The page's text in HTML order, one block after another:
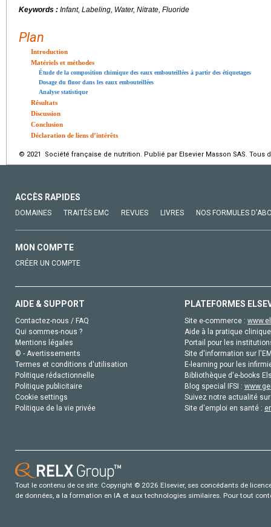
Keywords : Infant, Labeling, Water, Nitrate, Fluoride
Plan
Introduction
Matériels et méthodes
Étude de la composition chimique des eaux embouteillées à partir des étiquetages
Dosage du fluor dans les eaux embouteillées
Analyse statistique
Résultats
Discussion
Conclusion
Déclaration de liens d’intérêts
© 2021 Société française de nutrition. Publié par Elsevier Masson SAS. Tous
ACCÈS RAPIDES
DOMAINES TRAITÉS EMC REVUES LIVRES NOS FORMULES
MON COMPTE
CRÉER UN COMPTE
AIDE & SUPPORT
Contactez-nous / FAQ
Qui sommes-nous ?
Mentions légales
© - Avertissements
Termes et conditions d'utilisation
Politique rédactionnelle
Politique publicitaire
Cookie settings
Politique de la vie privée
PLATEFORMES
Site e-commerce :
Aide à la pratique
Portail pour les
Site d'information sur
E-learning pour les
Bibliothèque d'e-books
Blog special IFSI :
Suivez notre actualité
Site d'emploi en santé :
Tout le contenu de ce site: Copyright © 2026 Elsevier, ses concédants de
de données, a la formation en IA et aux technologies similaires. Pour tout